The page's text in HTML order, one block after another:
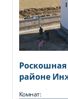
районе
Комнат: